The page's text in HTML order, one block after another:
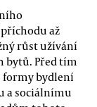
až
růst užívání
bytů. Před tím
formy bydlení
a sociálnímu